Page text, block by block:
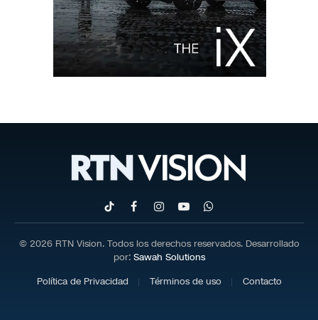
TikTokFacebookInstagram
YouTubeWhatsApp
© 2026 RTN Vision. Todos los derechos reservados. Desarrollado
por: Sawah Solutions
Política de Privacidad
Términos de uso Contacto